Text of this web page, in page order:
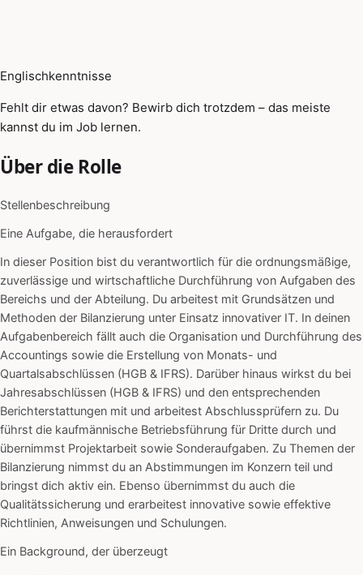
Englischkenntnisse
Fehlt dir etwas davon? Bewirb dich trotzdem – das meiste
kannst du im Job lernen.
Über die Rolle
Stellenbeschreibung
Eine Aufgabe, die herausfordert
In dieser Position bist du verantwortlich für die ordnungsmäßige,
zuverlässige und wirtschaftliche Durchführung von Aufgaben des
Bereichs und der Abteilung. Du arbeitest mit Grundsätzen und
Methoden der Bilanzierung unter Einsatz innovativer IT. In deinen
Aufgabenbereich fällt auch die Organisation und Durchführung des
Accountings sowie die Erstellung von Monats- und
Quartalsabschlüssen (HGB & IFRS). Darüber hinaus wirkst du bei
Jahresabschlüssen (HGB & IFRS) und den entsprechenden
Berichterstattungen mit und arbeitest Abschlussprüfern zu. Du
führst die kaufmännische Betriebsführung für Dritte durch und
übernimmst Projektarbeit sowie Sonderaufgaben. Zu Themen der
Bilanzierung nimmst du an Abstimmungen im Konzern teil und
bringst dich aktiv ein. Ebenso übernimmst du auch die
Qualitätssicherung und erarbeitest innovative sowie effektive
Richtlinien, Anweisungen und Schulungen.
Ein Background, der überzeugt